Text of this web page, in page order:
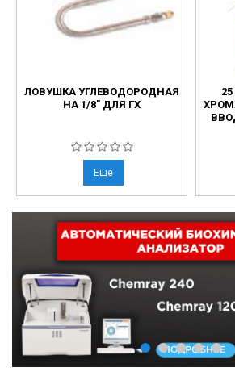
ЛОВУШКА УГЛЕВОДОРОДНАЯ
НА 1/8" ДЛЯ ГХ
Еще